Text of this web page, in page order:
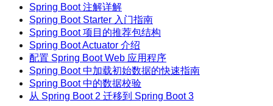
Spring Boot 注解详解
Spring Boot Starter 入门指南
Spring Boot 项目的推荐包结构
Spring Boot Actuator 介绍
配置 Spring Boot Web 应用程序
Spring Boot 中加载初始数据的快速指南
Spring Boot 中的数据校验
从 Spring Boot 2 迁移到 Spring Boot 3